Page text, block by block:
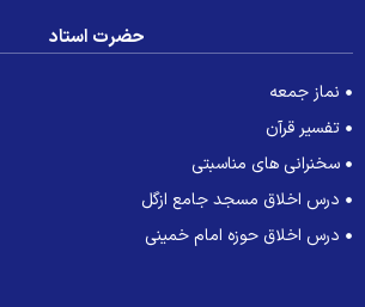
حضرت استاد
نماز جمعه
تفسیر قرآن
سخنرانی های مناسبتی
درس اخلاق مسجد جامع ازگل
درس اخلاق حوزه امام خمینی